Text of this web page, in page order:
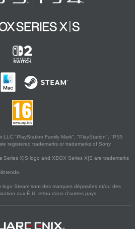
Family Mark", "PlayStation", "PS5
registered trademarks or trademarks of Sony
Series X|S logo and XBOX Series X|S are trademarks
logo Steam sont des marques déposées et/ou des
aux É.U. et/ou dans d'autres pays.